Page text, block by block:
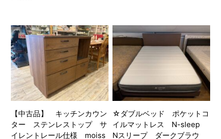
【中古品】 キッチンカウン
ター ステンレストップ サ
イレントレール仕様 moiss
☆ダブルベッド ポケットコ
イルマットレス N-sleep
Nスリープ ダークブラウ